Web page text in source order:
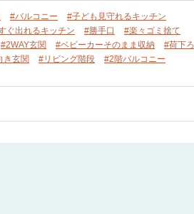
#バルコニー
#子ども見守れるキッチン
ぐ出れるキッチン #勝手口
#楽々ゴミ捨て
#2WAY玄関 #ベビーカーそのまま収納
#荷下
き玄関 #リビング階段
#2階バルコニー